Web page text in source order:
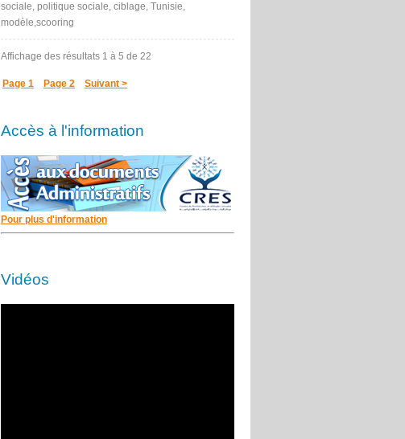
sociale, politique sociale, ciblage, Tunisie,
modèle,scooring
Affichage des résultats 1 à 5 de 22
Page 1 Page 2 Suivant >
Accès à l'information
Pour plus d'information
Vidéos